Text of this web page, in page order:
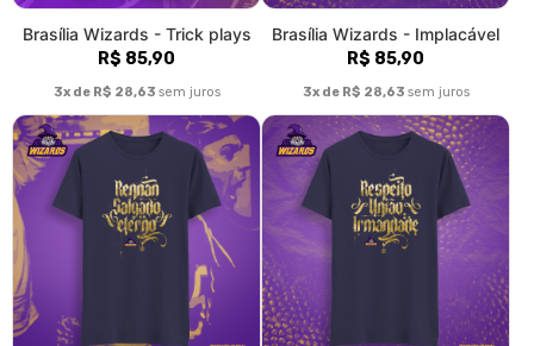
Brasília Wizards - Candangos
(regata)
3x de R$ 24,30 sem juros
Brasília Wizards - The team
(regata)
3x de R$ 24,30 sem juros